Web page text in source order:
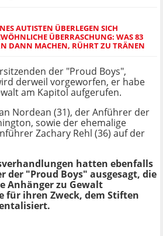
AUTISTEN ÜBERLEGEN SICH
ÜBERRASCHUNG: WAS 83 N
DANN MACHEN, RÜHRT ZU TRÄNEN
der "Proud Boys",
derweil vorgeworfen, er habe
am Kapitol aufgerufen.
Nordean (31), der Anführer der
sowie der ehemalige
Zachary Rehl (36) auf der
hatten ebenfalls
der "Proud Boys" ausgesagt, die
Anhänger zu Gewalt
für ihren Zweck, dem Stiften